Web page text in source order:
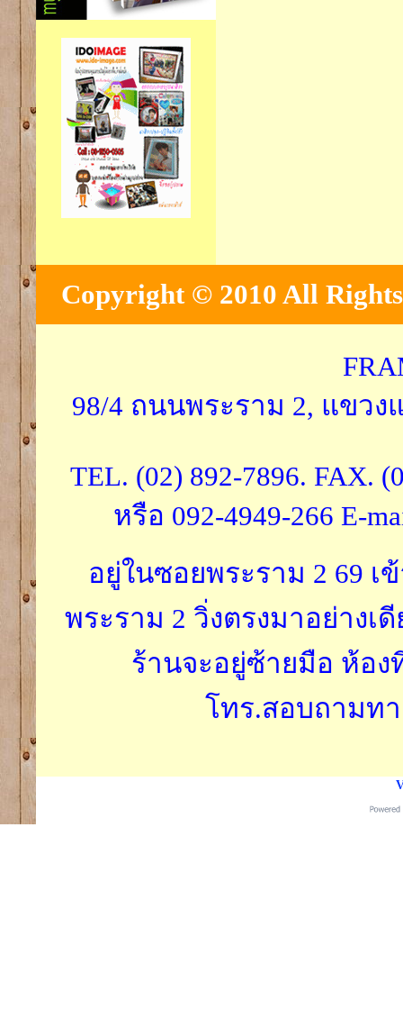
Copyright © 2010 All
98/4 ถนนพระราม 2, แขวง
TEL. (02) 892-7896. FAX.
หรือ 092-4949-266 E-
อยู่ในซอยพระราม 2 69 เ
พระราม 2 วิ่งตรงมาอย่างเ
ร้านจะอยู่ซ้ายมือ ห้อง
โทร.สอบถามทา